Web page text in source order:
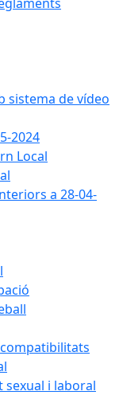
sistema de vídeo
2024
Local
a 28-04-
sexual i laboral